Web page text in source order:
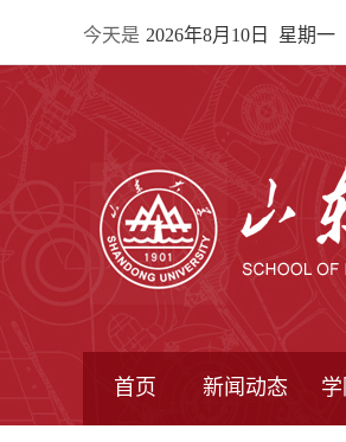
今天是 2026年8月10日 星期一
首页 新闻动态